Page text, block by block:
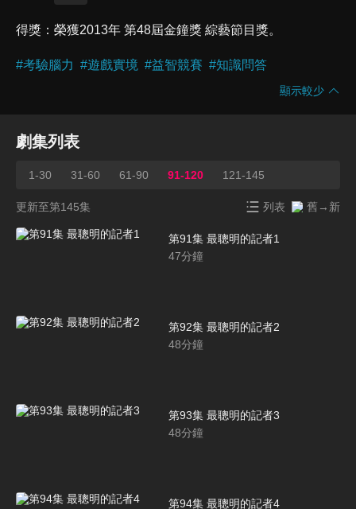
得獎 榮獲2013年 第48屆金鐘獎 綜藝節目獎。
#考驗腦力 #遊戲實境 #益智競賽 #知識問答
顯示較少
劇集列表
1-30 31-60 61-90 91-120 121-145
更新至第145集 列表 舊→新
第91集 最聰明的記者1
47分鐘
第92集 最聰明的記者2
48分鐘
第93集 最聰明的記者3
48分鐘
第94集 最聰明的記者4